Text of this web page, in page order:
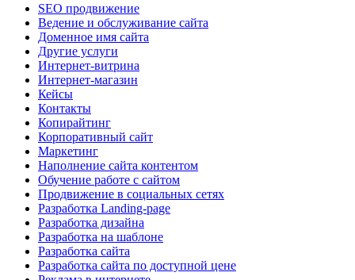
SEO продвижение
Ведение и обслуживание сайта
Доменное имя сайта
Другие услуги
Интернет-витрина
Интернет-магазин
Кейсы
Контакты
Копирайтинг
Корпоративный сайт
Маркетинг
Наполнение сайта контентом
Обучение работе с сайтом
Продвижение в социальных сетях
Разработка Landing-page
Разработка дизайна
Разработка на шаблоне
Разработка сайта
Разработка сайта по доступной цене